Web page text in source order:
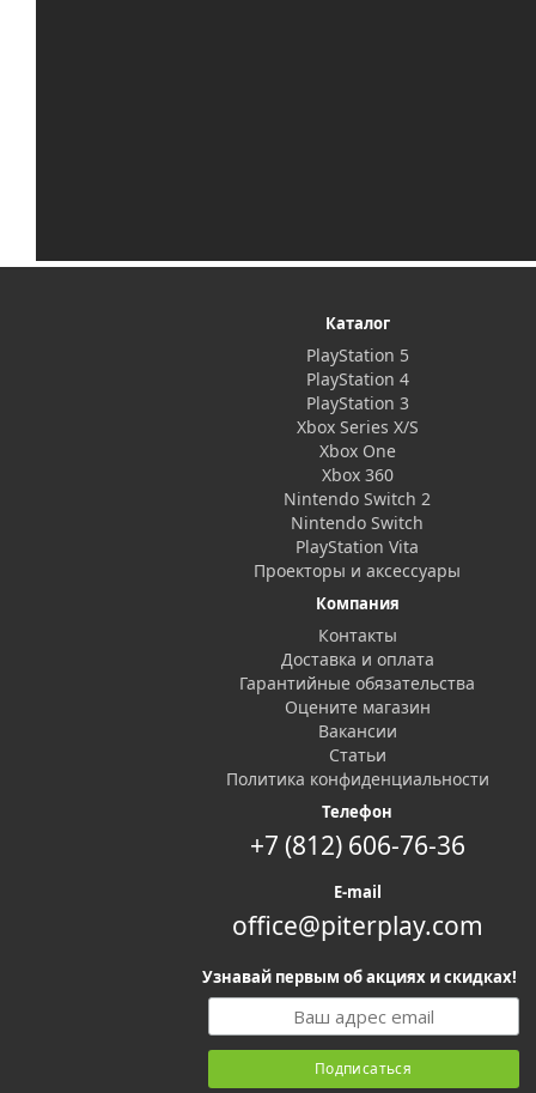
Каталог
PlayStation 5
PlayStation 4
PlayStation 3
Xbox Series X/S
Xbox One
Xbox 360
Nintendo Switch 2
Nintendo Switch
PlayStation Vita
Проекторы и аксессуары
Компания
Контакты
Доставка и оплата
Гарантийные обязательства
Оцените магазин
Вакансии
Статьи
Политика конфиденциальности
Телефон
+7 (812) 606-76-36
E-mail
office@piterplay.com
Узнавай первым об акциях и скидках!